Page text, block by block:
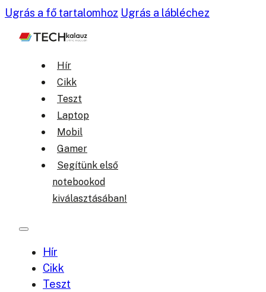
Ugrás a fő tartalomhoz Ugrás a lábléchez
Hír
Cikk
Teszt
Laptop
Mobil
Gamer
Segítünk első
notebookod
kiválasztásában!
Hír
Cikk
Teszt